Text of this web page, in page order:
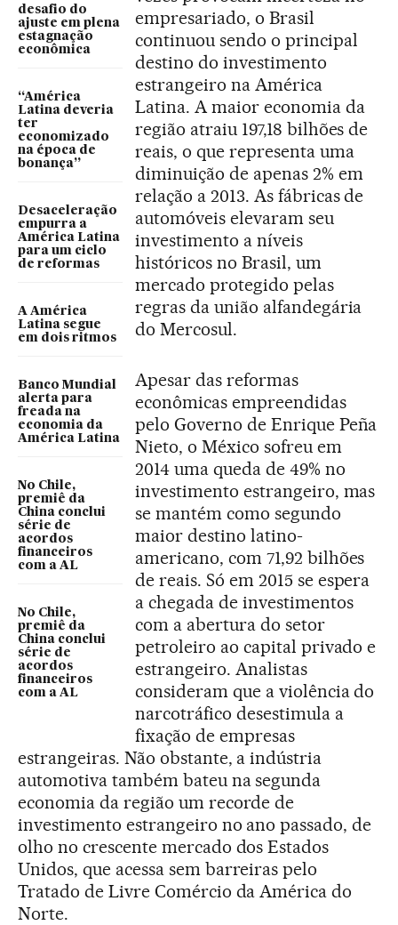
desafio do
ajuste em plena
estagnação
econômica
“América
Latina deveria
ter
economizado
na época de
bonança”
Desaceleração
empurra a
América Latina
para um ciclo
de reformas
A América
Latina segue
em dois ritmos
Banco Mundial
alerta para
freada na
economia da
América Latina
No Chile,
premiê da
China conclui
série de
acordos
financeiros
com a AL
No Chile,
premiê da
China conclui
série de
acordos
financeiros
com a AL
empresariado, o Brasil
continuou sendo o principal
destino do investimento
estrangeiro na América
Latina. A maior economia da
região atraiu 197,18 bilhões de
reais, o que representa uma
diminuição de apenas 2% em
relação a 2013. As fábricas de
automóveis elevaram seu
investimento a níveis
históricos no Brasil, um
mercado protegido pelas
regras da união alfandegária
do Mercosul.
Apesar das reformas
econômicas empreendidas
pelo Governo de Enrique Peña
Nieto, o México sofreu em
2014 uma queda de 49% no
investimento estrangeiro, mas
se mantém como segundo
maior destino latino-
americano, com 71,92 bilhões
de reais. Só em 2015 se espera
a chegada de investimentos
com a abertura do setor
petroleiro ao capital privado e
estrangeiro. Analistas
consideram que a violência do
narcotráfico desestimula a
fixação de empresas
estrangeiras. Não obstante, a indústria
automotiva também bateu na segunda
economia da região um recorde de
investimento estrangeiro no ano passado, de
olho no crescente mercado dos Estados
Unidos, que acessa sem barreiras pelo
Tratado de Livre Comércio da América do
Norte.